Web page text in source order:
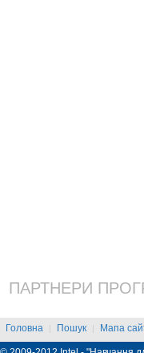
ПАРТНЕРИ
Головна | Пошук | Мапа